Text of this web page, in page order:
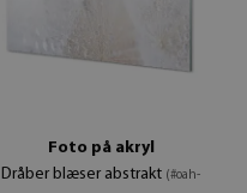
Foto på akryl
Dråber blæser abstrakt (#oah-